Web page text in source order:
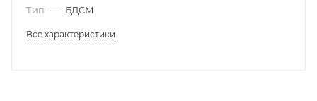
Тип — БДСМ
Все характеристики